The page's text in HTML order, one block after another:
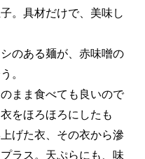
。具材だけで、美味し
のある麺が、赤味噌の
。
まま食べても良いので
をほろほろにしたも
げた衣、その衣から滲
ラス。天ぷらにも、味